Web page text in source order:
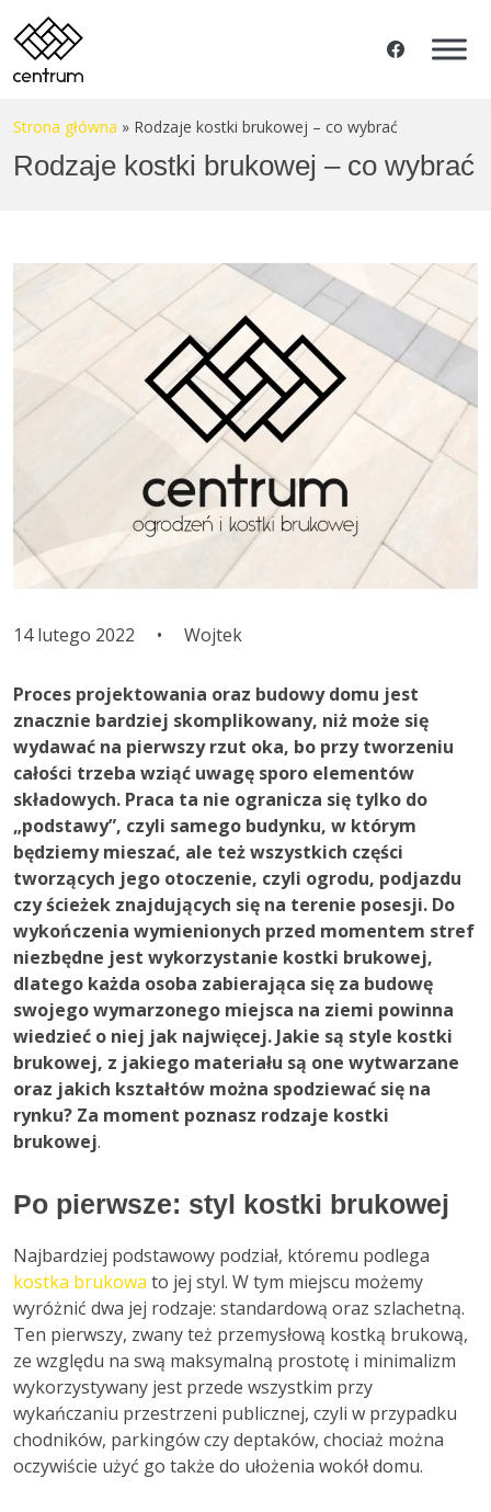
Strona główna » Rodzaje kostki brukowej – co wybrać
Rodzaje kostki brukowej – co wybrać
14 lutego 2022 • Wojtek
Proces projektowania oraz budowy domu jest
znacznie bardziej skomplikowany, niż może się
wydawać na pierwszy rzut oka, bo przy tworzeniu
całości trzeba wziąć uwagę sporo elementów
składowych. Praca ta nie ogranicza się tylko do
„podstawy”, czyli samego budynku, w którym
będziemy mieszać, ale też wszystkich części
tworzących jego otoczenie, czyli ogrodu, podjazdu
czy ścieżek znajdujących się na terenie posesji. Do
wykończenia wymienionych przed momentem stref
niezbędne jest wykorzystanie kostki brukowej,
dlatego każda osoba zabierająca się za budowę
swojego wymarzonego miejsca na ziemi powinna
wiedzieć o niej jak najwięcej. Jakie są style kostki
brukowej, z jakiego materiału są one wytwarzane
oraz jakich kształtów można spodziewać się na
rynku? Za moment poznasz rodzaje kostki
brukowej.
Po pierwsze: styl kostki brukowej
Najbardziej podstawowy podział, któremu podlega
kostka brukowa to jej styl. W tym miejscu możemy
wyróżnić dwa jej rodzaje: standardową oraz szlachetną.
Ten pierwszy, zwany też przemysłową kostką brukową,
ze względu na swą maksymalną prostotę i minimalizm
wykorzystywany jest przede wszystkim przy
wykańczaniu przestrzeni publicznej, czyli w przypadku
chodników, parkingów czy deptaków, chociaż można
oczywiście użyć go także do ułożenia wokół domu.